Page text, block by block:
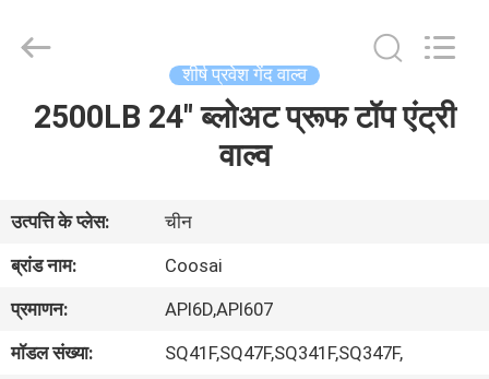
हमारे
बारे
group.
शीर्ष प्रवेश गेंद वाल्व
2500LB 24" ब्लोअट प्रूफ टॉप एंट्री
वाल्व
उत्पत्ति के प्लेस:
चीन
ब्रांड नाम:
Coosai
प्रमाणन:
API6D,API607
मॉडल संख्या:
SQ41F,SQ47F,SQ341F,SQ347F,